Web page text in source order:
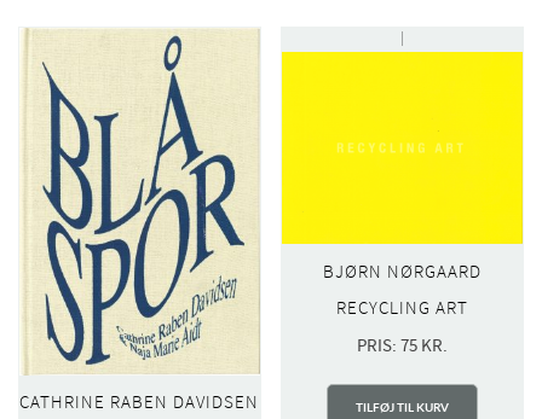
CATHRINE RABEN DAVIDSEN
BJØRN NØRGAARD
RECYCLING ART
PRIS:75 KR.
TILFØJ TIL KURV